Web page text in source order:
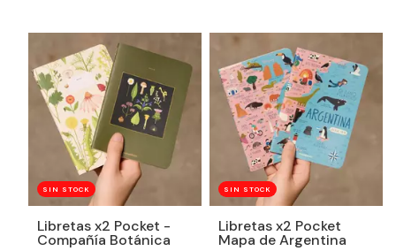
SIN STOCK
Libretas x2 Pocket -
Compañía Botánica
SIN STOCK
Libretas x2 Pocket
Mapa de Argentina